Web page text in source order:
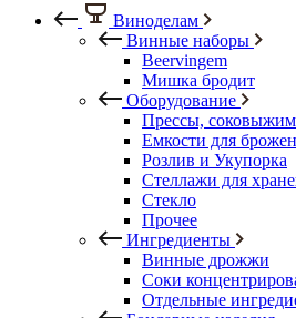
Виноделам
Винные наборы
Beervingem
Мишка бродит
Оборудование
Прессы,
Емкости для
Розлив и Укупорка
Стеллажи для
Стекло
Прочее
Ингредиенты
Винные дрожжи
Соки
Отдельные